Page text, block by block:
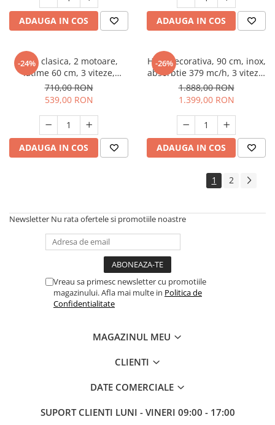
ADAUGA IN COS ADAUGA IN COS
-24%
Hota clasica, 2 motoare,
latime 60 cm, 3 viteze,
absorbtie 297 m³/h, Alb,
PYRAMIS
710,00 RON
539,00 RON
ADAUGA IN COS
-26%
Hota decorativa, 90 cm, inox,
absorbtie 379 mc/h, 3 viteze,
1 motor, PYRAMIS
1.888,00 RON
1.399,00 RON
ADAUGA IN COS
1 2
Newsletter Nu rata ofertele si promotiile noastre
Vreau sa primesc newsletter cu promotiile
magazinului. Afla mai multe in Politica de
Confidentialitate
MAGAZINUL MEU
CLIENTI
DATE COMERCIALE
SUPORT CLIENTI LUNI - VINERI 09:00 - 17:00